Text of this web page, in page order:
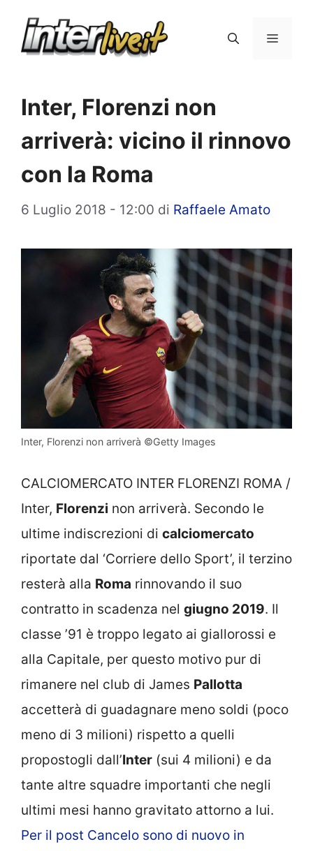
Menu
Inter, Florenzi non
arriverà: vicino il rinnovo
con la Roma
6 Luglio 2018 - 12:00 di Raffaele Amato
Inter, Florenzi non arriverà ©Getty Images
CALCIOMERCATO INTER FLORENZI ROMA /
Inter, Florenzi non arriverà. Secondo le
ultime indiscrezioni di calciomercato
riportate dal ‘Corriere dello Sport’, il terzino
resterà alla Roma rinnovando il suo
contratto in scadenza nel giugno 2019. Il
classe ’91 è troppo legato ai giallorossi e
alla Capitale, per questo motivo pur di
rimanere nel club di James Pallotta
accetterà di guadagnare meno soldi (poco
meno di 3 milioni) rispetto a quelli
propostogli dall’Inter (sui 4 milioni) e da
tante altre squadre importanti che negli
ultimi mesi hanno gravitato attorno a lui.
Per il post Cancelo sono di nuovo in